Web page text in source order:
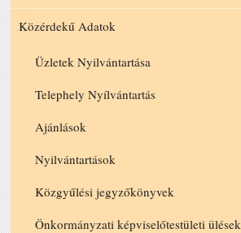
Közérdekű Adatok
Üzletek Nyilvántartása
Telephely Nyílvántartás
Ajánlások
Nyilvántartások
Közgyűlési jegyzőkönyvek
Önkormányzati képviselőtestületi ülések